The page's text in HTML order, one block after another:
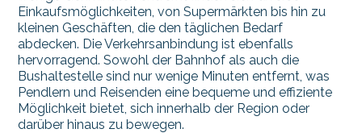
Einkaufsmöglichkeiten, von Supermärkten bis hin zu
kleinen Geschäften, die den täglichen Bedarf
abdecken. Die Verkehrsanbindung ist ebenfalls
hervorragend. Sowohl der Bahnhof als auch die
Bushaltestelle sind nur wenige Minuten entfernt, was
Pendlern und Reisenden eine bequeme und effiziente
Möglichkeit bietet, sich innerhalb der Region oder
darüber hinaus zu bewegen.